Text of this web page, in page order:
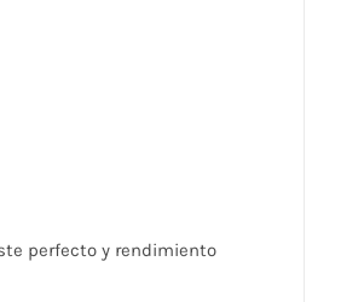
perfecto y rendimiento